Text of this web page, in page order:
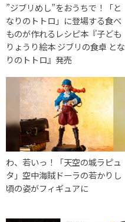
”ジブリめし”をおうちで！「と
なりのトトロ」に登場する食べ
ものが作れるレシピ本『子ども
りょうり絵本 ジブリの食卓 とな
りのトトロ』発売
わ、若いっ！「天空の城ラピュ
タ」空中海賊ドーラの若かりし
頃の姿がフィギュアに